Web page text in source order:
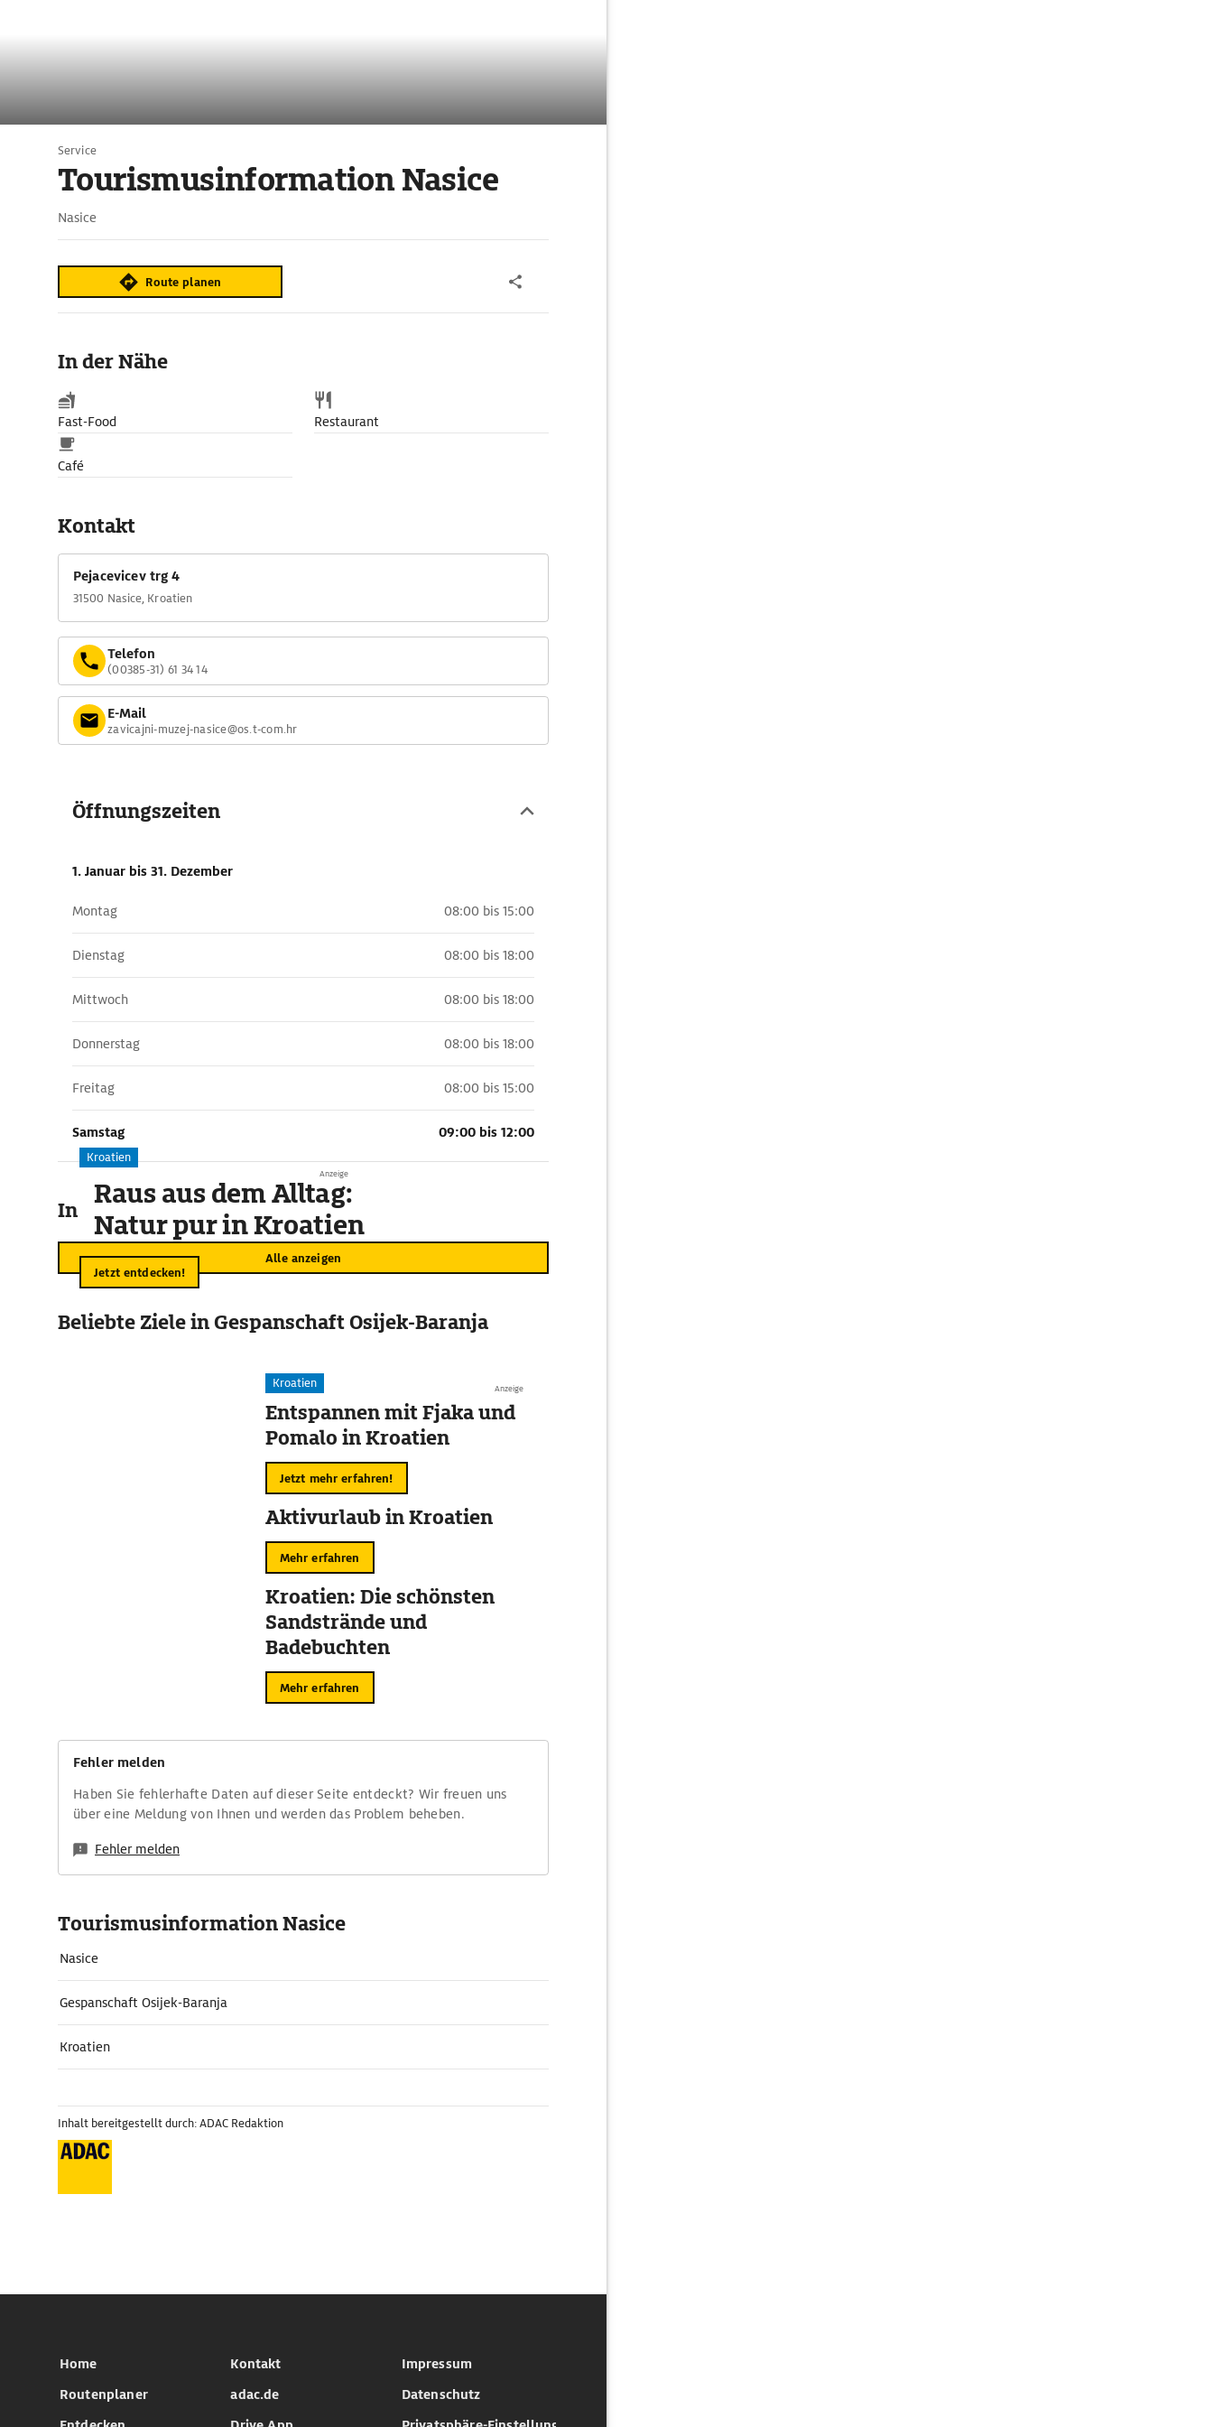
Service
Tourismusinformation Nasice
Nasice
Route planen
In der Nähe
Fast-Food Restaurant
Café
Kontakt
Pejacevicev trg 4
31500 Nasice, Kroatien
Telefon
(00385-31) 61 34 14
E-Mail
zavicajni-muzej-nasice@os.t-com.hr
Öffnungszeiten
1. Januar bis 31. Dezember
Montag 08:00 bis 15:00
Dienstag 08:00 bis 18:00
Mittwoch 08:00 bis 18:00
Donnerstag 08:00 bis 18:00
Freitag 08:00 bis 15:00
Samstag 09:00 bis 12:00
In der Umgebung
Alle anzeigen
Anzeige
Kroatien
Raus aus dem Alltag:
Natur pur in Kroatien
Jetzt entdecken!
Beliebte Ziele in Gespanschaft Osijek-Baranja
Anzeige
Kroatien
Entspannen mit Fjaka und
Pomalo in Kroatien
Jetzt mehr erfahren!
Aktivurlaub in Kroatien
Mehr erfahren
Kroatien: Die schönsten
Sandstrände und
Badebuchten
Mehr erfahren
Fehler melden
Haben Sie fehlerhafte Daten auf dieser Seite entdeckt? Wir freuen uns
über eine Meldung von Ihnen und werden das Problem beheben.
Fehler melden
Tourismusinformation Nasice
Nasice
Gespanschaft Osijek-Baranja
Kroatien
Inhalt bereitgestellt durch: ADAC Redaktion
Home
Routenplaner
Kontakt
adac.de
Impressum
Datenschutz